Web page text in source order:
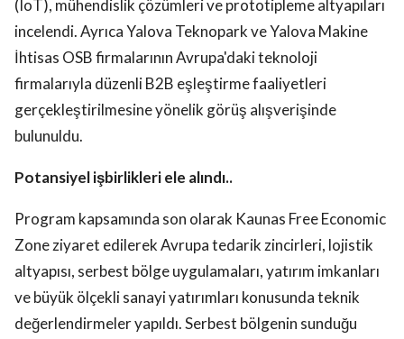
(IoT), mühendislik çözümleri ve prototipleme altyapıları
incelendi. Ayrıca Yalova Teknopark ve Yalova Makine
İhtisas OSB firmalarının Avrupa'daki teknoloji
firmalarıyla düzenli B2B eşleştirme faaliyetleri
gerçekleştirilmesine yönelik görüş alışverişinde
bulunuldu.
Potansiyel işbirlikleri ele alındı..
Program kapsamında son olarak Kaunas Free Economic
Zone ziyaret edilerek Avrupa tedarik zincirleri, lojistik
altyapısı, serbest bölge uygulamaları, yatırım imkanları
ve büyük ölçekli sanayi yatırımları konusunda teknik
değerlendirmeler yapıldı. Serbest bölgenin sunduğu